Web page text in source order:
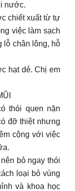
nước.
chiết xuất từ tự
việc làm sạch
lỗ chân lông, hỗ
hạt dẻ. Chị em
thói quen nặn
đỡ thiệt nhưng
cộng với việc
bỏ ngay thói
loại bỏ vùng
và khoa học